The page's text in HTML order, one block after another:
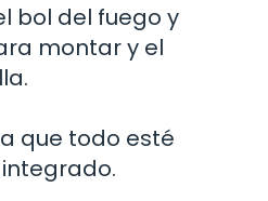
bol del fuego y
montar y el
que todo esté